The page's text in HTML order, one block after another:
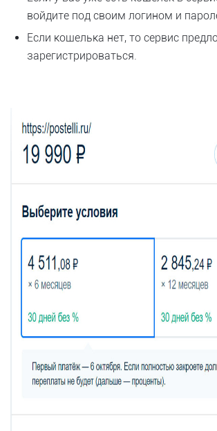
войдите под своим логином и
Если кошелька нет, то сервис
зарегистрироваться.